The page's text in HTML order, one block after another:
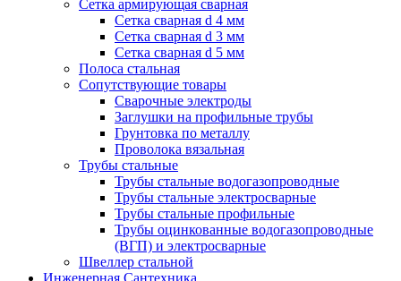
Сетка армирующая сварная
Сетка сварная d 4 мм
Сетка сварная d 3 мм
Сетка сварная d 5 мм
Полоса стальная
Сопутствующие товары
Сварочные электроды
Заглушки на профильные трубы
Грунтовка по металлу
Проволока вязальная
Трубы стальные
Трубы стальные водогазопроводные
Трубы стальные электросварные
Трубы стальные профильные
Трубы оцинкованные водогазопроводные
(ВГП) и электросварные
Швеллер стальной
Инженерная Сантехника